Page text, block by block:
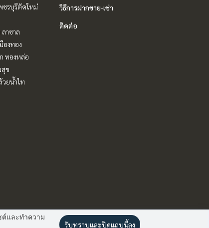
ชรบุรีตัดใหม่
ลาซาล
องทอง
ทองหล่อ
ข
วยน้ำไท
วิธีการฝากขาย-เช่า
ติดต่อ
ต์และทำความ
รับทราบและปิดแถบนี้ลง